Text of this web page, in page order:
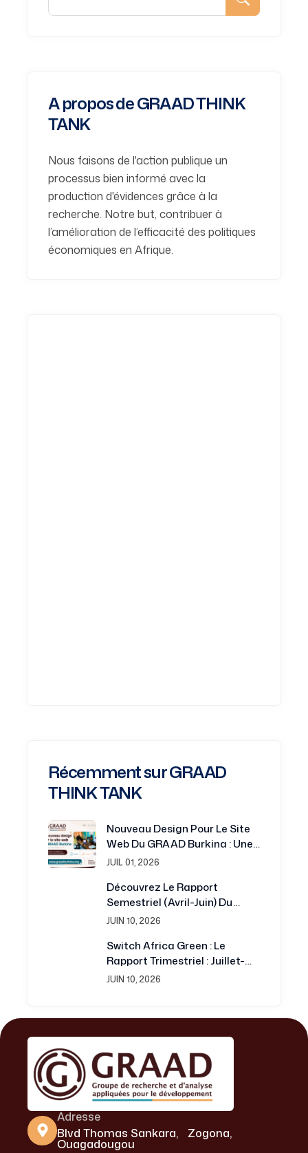
A propos de GRAAD THINK
TANK
Nous faisons de l'action publique un
processus bien informé avec la
production d'évidences grâce à la
recherche. Notre but, contribuer à
l’amélioration de l’efficacité des politiques
économiques en Afrique.
Récemment sur GRAAD
THINK TANK
Nouveau Design Pour Le Site
Web Du GRAAD Burkina : Une
Plateforme Renouvelée Au
Développement
JUIL 01, 2026
Découvrez Le Rapport
Semestriel (avril-Juin) Du
Projet Switch Africa Green
JUIN 10, 2026
Switch Africa Green : Le
Rapport Trimestriel : Juillet-
Septembre 2016 Est
JUIN 10, 2026
Adresse
Blvd Thomas Sankara, Zogona,
Ouagadougou